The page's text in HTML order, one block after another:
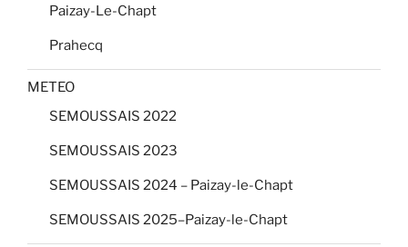
Paizay-Le-Chapt
Prahecq
METEO
SEMOUSSAIS 2022
SEMOUSSAIS 2023
SEMOUSSAIS 2024 – Paizay-le-Chapt
SEMOUSSAIS 2025–Paizay-le-Chapt